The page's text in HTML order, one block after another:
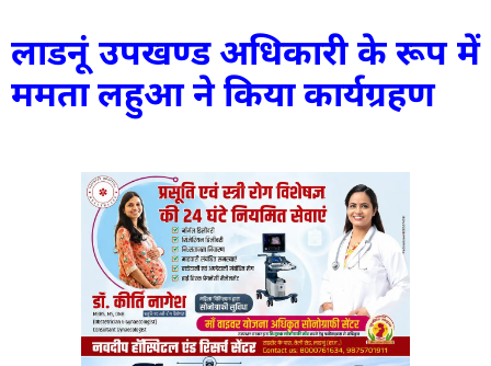
लाडनूं उपखण्ड अधिकारी के रूप में
ममता लहुआ ने किया कार्यग्रहण